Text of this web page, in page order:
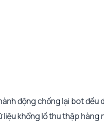
động chống lại bot
khổng lồ thu thập hàng